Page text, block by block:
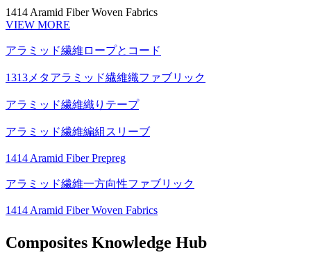
1414 Aramid Fiber Woven Fabrics
VIEW MORE
アラミッド繊維ロープとコード
1313メタアラミッド繊維織ファブリック
アラミッド繊維織りテープ
アラミッド繊維編組スリーブ
1414 Aramid Fiber Prepreg
アラミッド繊維一方向性ファブリック
1414 Aramid Fiber Woven Fabrics
Composites Knowledge Hub